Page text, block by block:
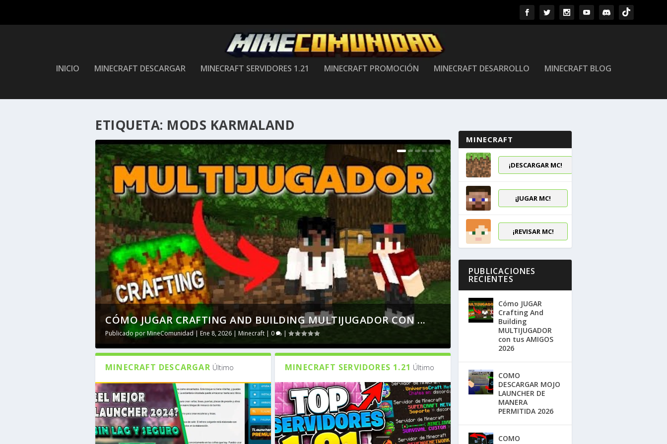
INICIO MINECRAFT DESCARGAR MINECRAFT SERVIDORES 1.21 MINECRAFT PROMOCIÓN MINECRAFT DESARROLLO MINECRAFT BLOG
ETIQUETA: MODS KARMALAND
CÓMO JUGAR CRAFTING AND BUILDING MULTIJUGADOR CON ...
Publicado porMineComunidad | Ene 8, 2026 | Minecraft | 0 |
MINECRAFT DESCARGAR Último MINECRAFT SERVIDORES 1.21 Último
MINECRAFT
¡DESCARGAR MC!
¡JUGAR MC!
¡REVISAR MC!
PUBLICACIONES
RECIENTES
Cómo JUGAR
Crafting And
Building
MULTIJUGADOR
con tus AMIGOS
2026
COMO
DESCARGAR MOJO
LAUNCHER DE
MANERA
PERMITIDA 2026
COMO